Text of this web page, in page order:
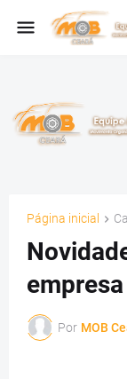
Página inicial
Por MOB